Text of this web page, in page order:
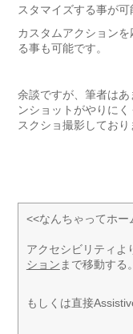
スタマイズする事が可
カスタムアクション
る事も可能です。
余談ですが、筆者は
ンショットがやりに
スクショ撮影しており
<<なんちゃってホ
アクセシビリティよ
ション まで移動する。
もしくは直接